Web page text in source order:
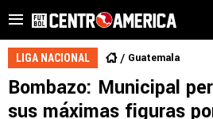
LIGA NACIONAL Guatemala
Bombazo: Municipal
sus máximas figuras